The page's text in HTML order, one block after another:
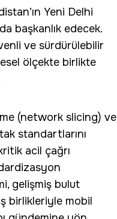
Yeni Delhi
başkanlık edecek.
ve sürdürülebilir
ölçekte birlikte
(network slicing) ve
standartlarını
acil çağrı
gelişmiş bulut
birlikleriyle mobil